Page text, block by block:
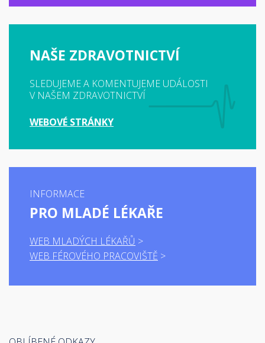
NAŠE ZDRAVOTNICTVÍ
SLEDUJEME A KOMENTUJEME UDÁLOSTI
V NAŠEM ZDRAVOTNICTVÍ
WEBOVÉ STRÁNKY
INFORMACE
PRO MLADÉ LÉKAŘE
WEB MLADÝCH LÉKAŘŮ
WEB FÉROVÉHO PRACOVIŠTĚ